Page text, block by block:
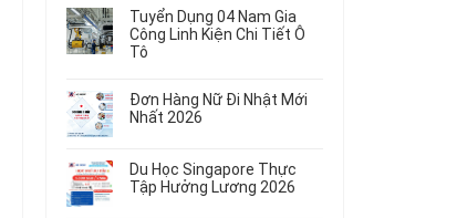
Biến
Món
Ăn
Rau
Củ
Dụng
5
Nữ
May
Áo
Trẻ
Áo
Thun
có
bình
luận
ở
Dụng
12
Tạo
Đầu
Tuyển Dụng 04 Nam Gia
Công Linh Kiện Chi Tiết Ô
Tô
có
bình
luận
Tuyển
Dụng
04
Đơn Hàng Nữ Đi Nhật Mới
Nhất 2026
có
bình
luận
Du Học Singapore Thực
Tập Hưởng Lương 2026